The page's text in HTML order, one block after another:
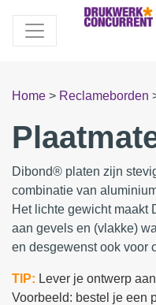
Home > Reclameborden
Dibond® platen zijn
combinatie van
Het lichte gewicht maakt
aan gevels en (vlakke)
en desgewenst ook voor
TIP: Lever je ontwerp
Voorbeeld: bestel je een